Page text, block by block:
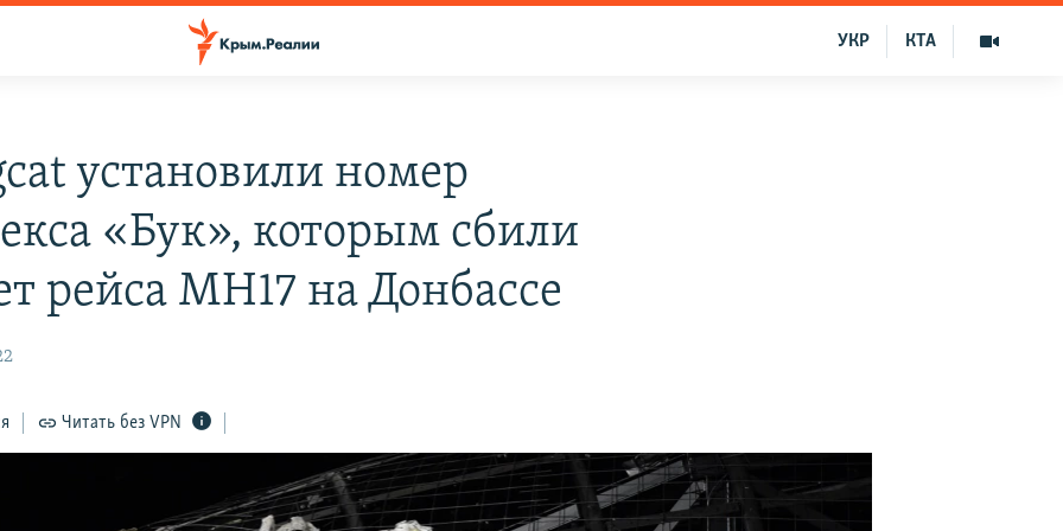
КТА
УКР
установили номер
«Бук», которым сбили
рейса МН17 на Донбассе
Читать без VPN